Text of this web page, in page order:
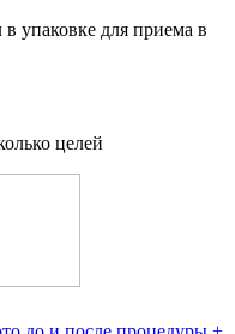
упаковке для приема в
целей